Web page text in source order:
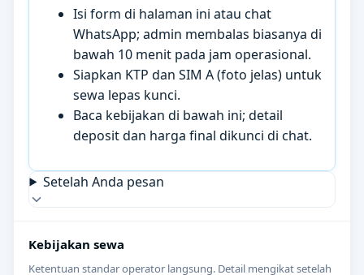
Isi form di halaman ini atau chat
WhatsApp; admin membalas biasanya di
bawah 10 menit pada jam operasional.
Siapkan KTP dan SIM A (foto jelas) untuk
sewa lepas kunci.
Baca kebijakan di bawah ini; detail
deposit dan harga final dikunci di chat.
Setelah Anda pesan
Kebijakan sewa
Ketentuan standar operator langsung. Detail mengikat setelah